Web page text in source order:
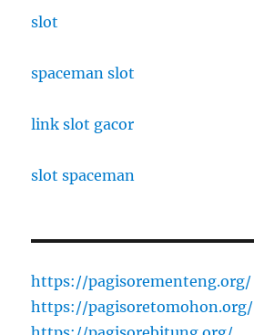
slot
spaceman slot
link slot gacor
slot spaceman
https://pagisorementeng.org/
https://pagisoretomohon.org/